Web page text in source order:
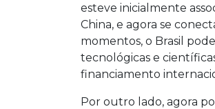
esteve inicialmente
China, e agora se
momentos, o Brasil
tecnológicas e
financiamento
Por outro lado, agora